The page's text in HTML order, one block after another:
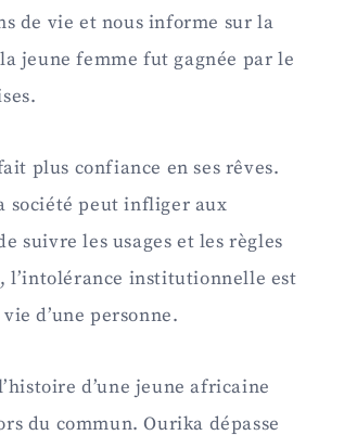
de vie et nous informe sur la
jeune femme fut gagnée par le
plus confiance en ses rêves.
société peut infliger aux
suivre les usages et les règles
l’intolérance institutionnelle est
d’une personne.
d’une jeune africaine
du commun. Ourika dépasse